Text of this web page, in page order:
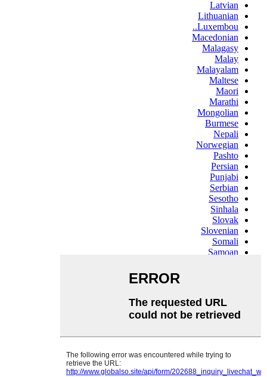
Latvian
Lithuanian
Luxembou..
Macedonian
Malagasy
Malay
Malayalam
Maltese
Maori
Marathi
Mongolian
Burmese
Nepali
Norwegian
Pashto
Persian
Punjabi
Serbian
Sesotho
Sinhala
Slovak
Slovenian
Somali
Samoan
Swahili
Tajik
Telugu
Ukrainian
Urdu